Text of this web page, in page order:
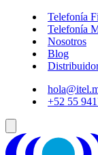
Telefonía
Telefonía
Nosotros
Blog
+52 55